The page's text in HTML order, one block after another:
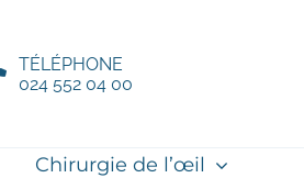
TÉLÉPHONE
024 552 04 00
Chirurgie de l’œil